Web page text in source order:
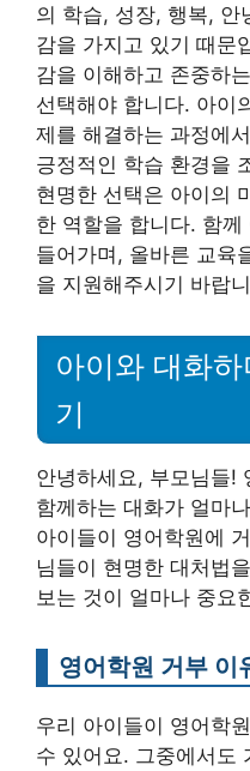
의 학습, 성장, 행복, 안
감을 가지고 있기 때문
감을 이해하고 존중하
선택해야 합니다. 아이
제를 해결하는 과정에
긍정적인 학습 환경을
현명한 선택은 아이의
한 역할을 합니다. 함
들어가며, 올바른 교육
을 지원해주시기 바랍
아이와 대화
기
안녕하세요, 부모님들!
함께하는 대화가 얼마
아이들이 영어학원에
님들이 현명한 대처법
보는 것이 얼마나 중요
영어학원 거부 이
우리 아이들이 영어학
수 있어요. 그중에서도